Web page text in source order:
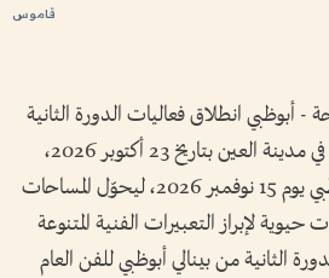
قاموس
- أبوظبي انطلاق فعاليات الدورة الثانية
من بينالي أبوظبي للفن العام في مدينة العين بتاريخ 23 أكتوبر 2026،
ليتم الافتتاح، لاحقاً، في أبوظبي يوم 15 نوفمبر 2026، ليحوّل المساحات
حيوية لإبراز التعبيرات الفنية المتنوعة
الثانية من بينالي أبوظبي للفن العام